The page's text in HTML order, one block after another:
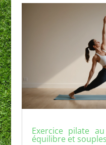
Exercice pilate
équilibre et